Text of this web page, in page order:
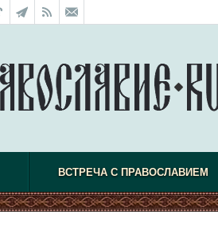
ВСТРЕЧА С ПРАВОСЛАВИЕМ